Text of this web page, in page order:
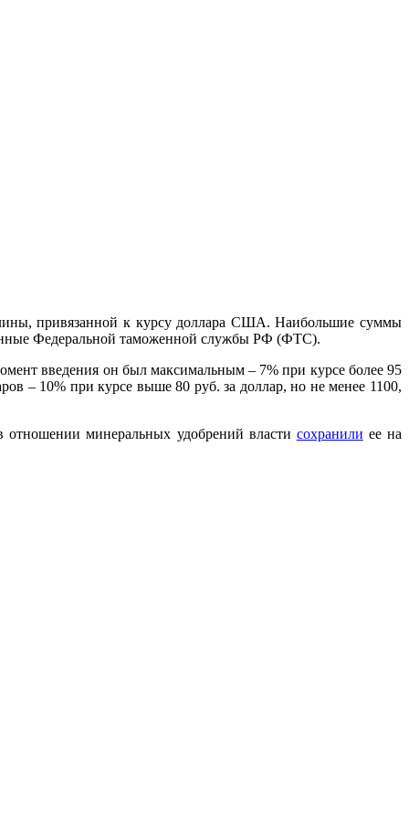
привязанной к курсу доллара США. Наибольшие суммы
Федеральной таможенной службы РФ (ФТС).
введения он был максимальным – 7% при курсе более 95
– 10% при курсе выше 80 руб. за доллар, но не менее 1100,
отношении минеральных удобрений власти сохранили ее на